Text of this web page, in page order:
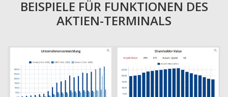
BEISPIELE FÜR FUNKTIONEN DES
AKTIEN-TERMINALS